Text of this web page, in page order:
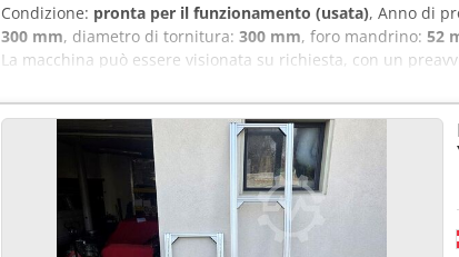
Condizione: pronta per il funzionamento (usata), Anno di
300 mm, diametro di tornitura: 300 mm, foro mandrino: 52
La macchina può essere visionata su richiesta, con un
300 mm Lunghezza massima di tornitura: circa 300 mm
principale: 4.500 giri/min Torretta portautensili: 12 posizioni
2.200 kg Ore di funzionamento: circa 6.458 h Ore del
14,97 kVA Corrente a pieno carico: 22,74 A Capacità di
elettrico secondo il produttore: 7,5 kW ACCESSORI
macchina per garantire elevata precisione dimensionale
spazio Controllo CNC di facile utilizzo Elevata affidabilità